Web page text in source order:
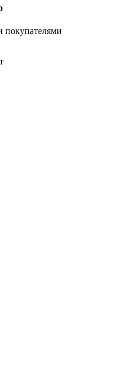
покупателями